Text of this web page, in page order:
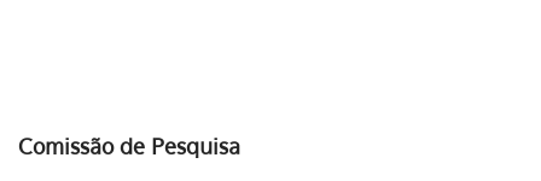
Comissão de Pesquisa